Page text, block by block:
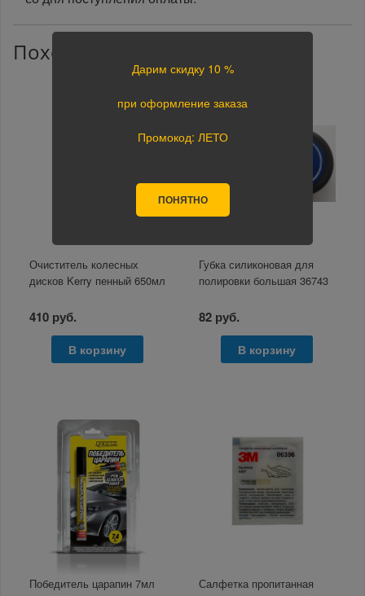
Похожие товары
Очиститель колесных
дисков Kerry пенный 650мл
410 руб.
В корзину
Губка силиконовая для
полировки большая 36743
82 руб.
В корзину
Победитель царапин 7мл
Салфетка пропитанная
Дарим скидку 10 %
при оформление заказа
Промокод: ЛЕТО
ПОНЯТНО